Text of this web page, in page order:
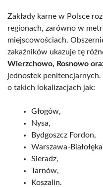
Zakłady karne w Polsce
regionach, zarówno w
miejscowościach.
zakaźników ukazuje tę
Wierzchowo, Rosnowo
jednostek
o takich lokalizacjach jak:
Głogów,
Nysa,
Bydgoszcz Fordon,
Warszawa-
Sieradz,
Tarnów,
Koszalin.